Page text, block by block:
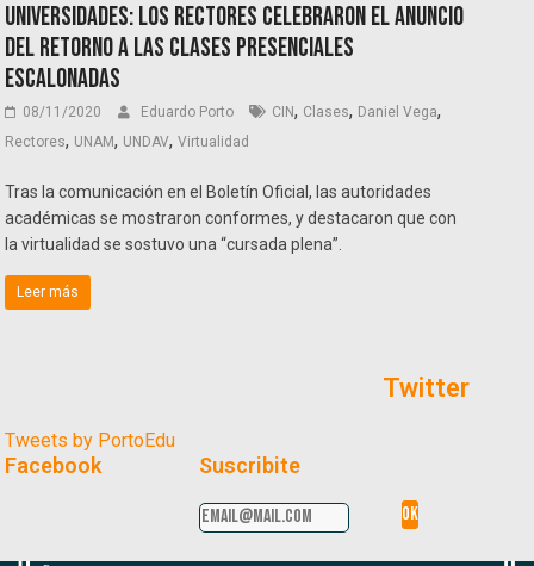
Universidades: Los rectores celebraron el anuncio
del retorno a las clases presenciales
escalonadas
08/11/2020 Eduardo Porto CIN, Clases, Daniel Vega,
Rectores, UNAM, UNDAV,Virtualidad
Tras la comunicación en el Boletín Oficial, las autoridades
académicas se mostraron conformes, y destacaron que con
la virtualidad se sostuvo una “cursada plena”.
Leer más
Twitter
Tweets by PortoEdu
Facebook Suscribite